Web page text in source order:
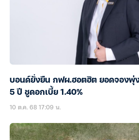
บอนด์ยั่งยืน กฟผ.ฮอตฮิต ยอดจองพุ่ง
5 ปี ชูดอกเบี้ย 1.40%
10 ต.ค. 68 17:09 น.